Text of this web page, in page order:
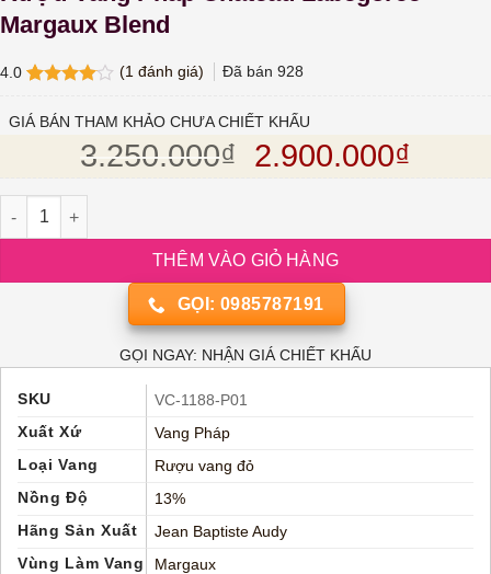
Margaux Blend
4.0
5 dựa
(1 đánh giá) Đã bán 928
GIÁ BÁN THAM KHẢO CHƯA CHIẾT KHẤU
3.250.000₫ Giá gốc là:
2.900.000₫
Rượu Vang Pháp Chateau Labegorce Margaux Blend số lượng
THÊM VÀO GIỎ HÀNG
GỌI: 0985787191
GỌI NGAY: NHẬN GIÁ CHIẾT KHẤU
SKU
VC-1188-P01
Xuất Xứ
Vang Pháp
Loại Vang
Rượu vang đỏ
Nồng Độ
13%
Hãng Sản Xuất
Jean Baptiste Audy
Vùng Làm Vang
Margaux